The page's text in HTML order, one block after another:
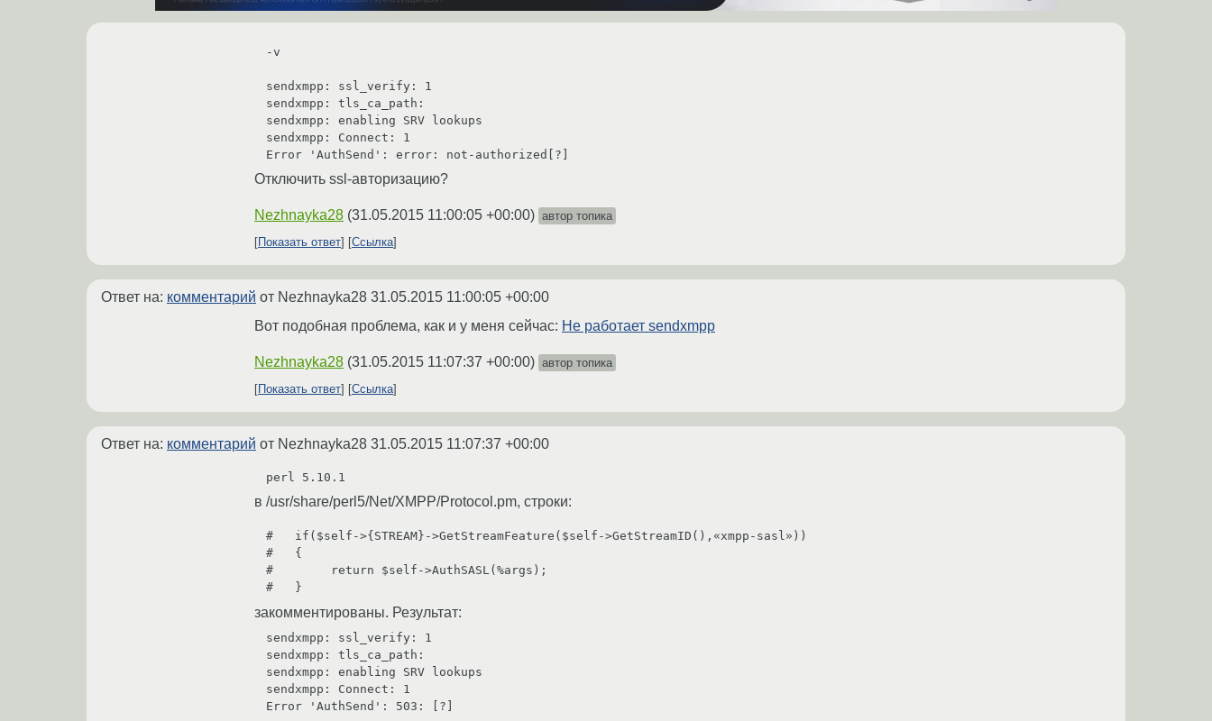
-v
sendxmpp: ssl_verify: 1
sendxmpp: tls_ca_path:
sendxmpp: enabling SRV lookups
sendxmpp: Connect: 1
Отключить ssl-авторизацию?
Nezhnayka28 (31.05.2015 11:00:05 +00:00) автор топика
Показать ответ
Ссылка
Ответ на: комментарий от Nezhnayka28 31.05.2015 11:00:05 +00:00
Вот подобная проблема, как и у меня сейчас: Не работает sendxmpp
Nezhnayka28 (31.05.2015 11:07:37 +00:00) автор топика
Показать ответ
Ссылка
Ответ на: комментарий от Nezhnayka28 31.05.2015 11:07:37 +00:00
в /usr/share/perl5/Net/XMPP/Protocol.pm, строки:
#   if($self->{STREAM}->GetStreamFeature($self->GetStreamID(),«xmpp-sasl»))
#   {
#        return $self->AuthSASL(%args);
закомментированы. Результат:
sendxmpp: ssl_verify: 1
sendxmpp: tls_ca_path:
sendxmpp: enabling SRV lookups
sendxmpp: Connect: 1